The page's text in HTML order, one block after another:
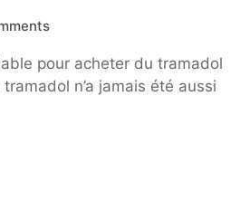
pour acheter du tramadol
n’a jamais été aussi